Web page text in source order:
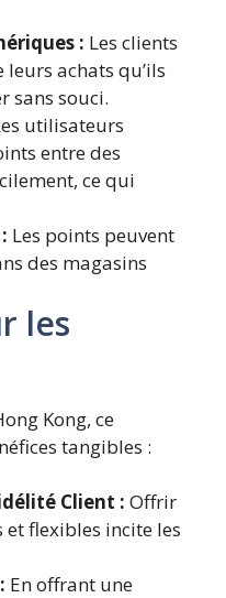
: Les clients
achats qu’ils
sans souci.
utilisateurs
entre des
ce qui
Les points peuvent
des magasins
les
Kong, ce
tangibles :
Client : Offrir
flexibles incite les
En offrant une